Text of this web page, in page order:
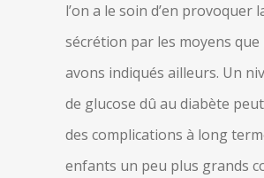
l’on a le soin d’en provoquer
sécrétion par les moyens que
avons indiqués ailleurs. Un
de glucose dû au diabète
des complications à long
enfants un peu plus grands